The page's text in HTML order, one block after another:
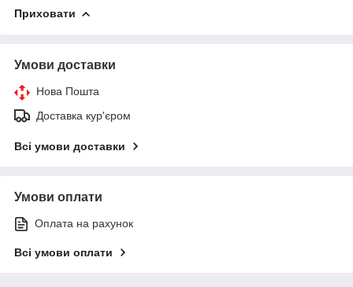
Приховати
Умови доставки
Нова Пошта
Доставка кур'єром
Всі умови доставки
Умови оплати
Оплата на рахунок
Всі умови оплати